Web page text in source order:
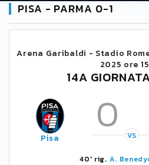
PISA - PARMA 0-1
Arena Garibaldi - Stadio
2025 ore
14A
Pisa 0 VS
40' rig. A.